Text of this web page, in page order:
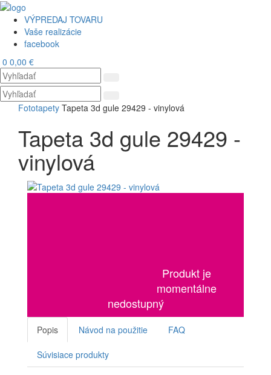
VÝPREDAJ TOVARU
Vaše realizácie
facebook
0 0,00 €
Fototapety Tapeta 3d gule 29429 - vinylová
Tapeta 3d gule 29429 -
vinylová
Produkt je
momentálne
nedostupný
Popis Návod na použitie FAQ
Súvisiace produkty